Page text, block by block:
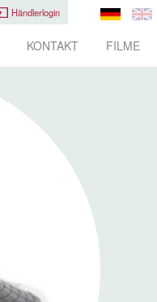
Händlerlogin
KONTAKT FILME